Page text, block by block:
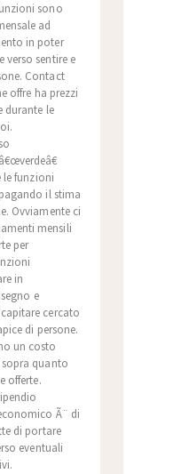
sono
ad
in poter
verso sentire e
Contact
offre ha prezzi
durante le
le funzioni
il stima
Ovviamente ci
mensili
per
in
e
cercato
di persone.
un costo
quanto
offerte.
Ã¨ di
di portare
eventuali